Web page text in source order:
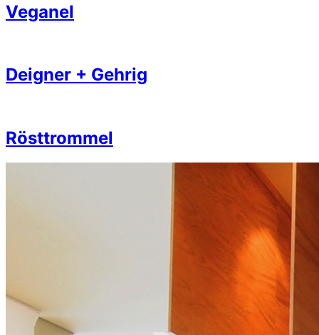
Veganel
Deigner + Gehrig
Rösttrommel